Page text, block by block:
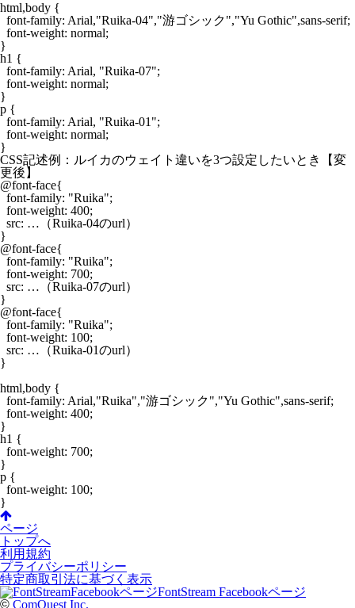
html,body {
  font-family: Arial,"Ruika-04","游ゴシック","Yu Gothic",sans-serif;
  font-weight: normal;
}
h1 {
  font-family: Arial, "Ruika-07";
  font-weight: normal;
}
p {
  font-family: Arial, "Ruika-01";
  font-weight: normal;
CSS記述例：ルイカのウェイト違いを3つ設定したいとき【変
更後】
@font-face{
  font-family: "Ruika";
  font-weight: 400;
  src: …（Ruika-04のurl）
}
@font-face{
  font-family: "Ruika";
  font-weight: 700;
  src: …（Ruika-07のurl）
}
@font-face{
  font-family: "Ruika";
  font-weight: 100;
  src: …（Ruika-01のurl）
}
html,body {
  font-family: Arial,"Ruika","游ゴシック","Yu Gothic",sans-serif;
  font-weight: 400;
}
h1 {
  font-weight: 700;
}
p {
  font-weight: 100;
ページ
トップへ
利用規約
プライバシーポリシー
特定商取引法に基づく表示
FontStream Facebookページ
© ComQuest Inc.